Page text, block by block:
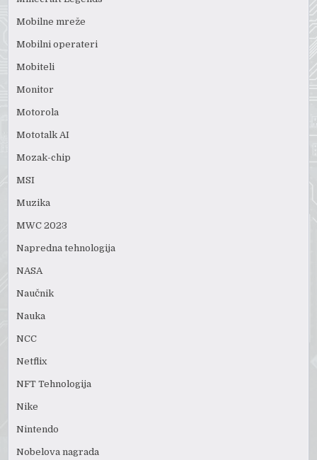
Mobilne mreže
Mobilni operateri
Mobiteli
Monitor
Motorola
Mototalk AI
Mozak-chip
MSI
Muzika
MWC 2023
Napredna tehnologija
NASA
Naučnik
Nauka
NCC
Netflix
NFT Tehnologija
Nike
Nintendo
Nobelova nagrada